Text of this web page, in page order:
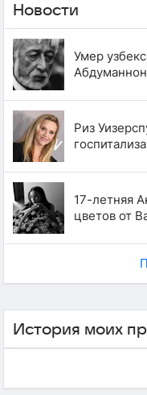
Новости
Умер
Риз
17-летняя
цветов от
История моих